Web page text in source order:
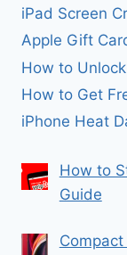
iPad Screen
Apple Gift
How to
How to Get
iPhone Heat
How to
Guide